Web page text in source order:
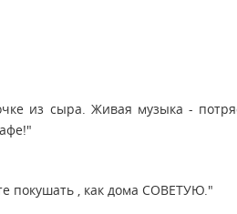
из сыра. Живая музыка -
покушать , как дома СОВЕТУЮ."